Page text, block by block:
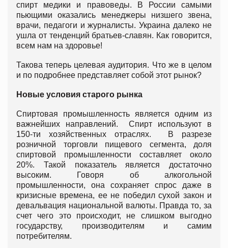
спирт медики и правоведы. В России самыми
пьющими оказались менеджеры низшего звена,
врачи, педагоги и журналисты. Украина далеко не
ушла от тенденций братьев-славян. Как говорится,
всем нам на здоровье!
Такова теперь целевая аудитория. Что же в целом
и по подробнее представляет собой этот рынок?
Новые условия старого рынка
Спиртовая промышленность является одним из
важнейших направлений. Спирт используют в
150-ти хозяйственных отраслях. В разрезе
розничной торговли пищевого сегмента, доля
спиртовой промышленности составляет около
20%. Такой показатель является достаточно
высоким. Говоря об алкогольной
промышленности, она сохраняет спрос даже в
кризисные времена, ее не победил сухой закон и
девальвация национальной валюты. Правда то, за
счет чего это происходит, не слишком выгодно
государству, производителям и самим
потребителям.